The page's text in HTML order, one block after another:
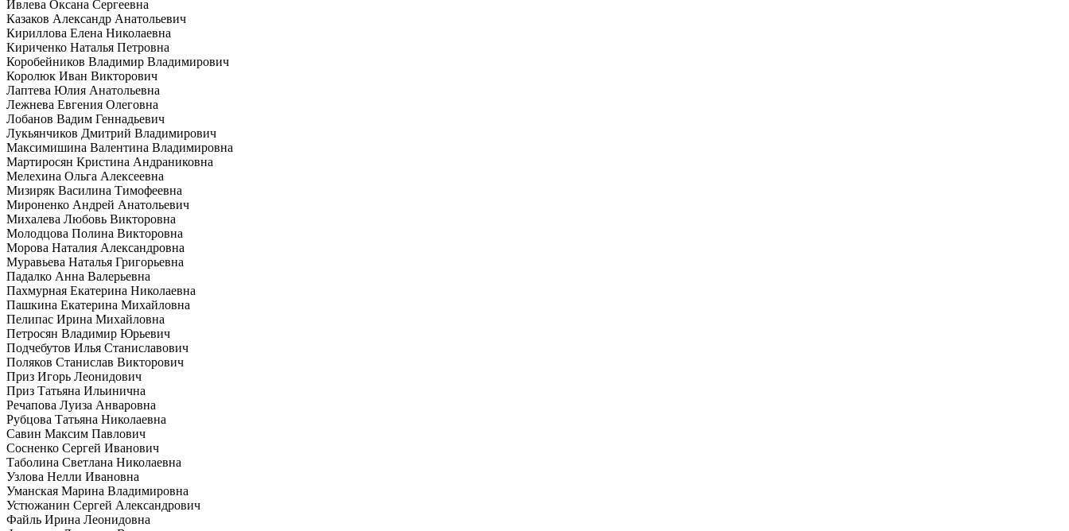
Ивлева Оксана Сергеевна
Казаков Александр Анатольевич
Кириллова Елена Николаевна
Кириченко Наталья Петровна
Коробейников Владимир Владимирович
Королюк Иван Викторович
Лаптева Юлия Анатольевна
Лежнева Евгения Олеговна
Лобанов Вадим Геннадьевич
Лукьянчиков Дмитрий Владимирович
Максимишина Валентина Владимировна
Мартиросян Кристина Андраниковна
Мелехина Ольга Алексеевна
Мизиряк Василина Тимофеевна
Мироненко Андрей Анатольевич
Михалева Любовь Викторовна
Молодцова Полина Викторовна
Морова Наталия Александровна
Муравьева Наталья Григорьевна
Падалко Анна Валерьевна
Пахмурная Екатерина Николаевна
Пашкина Екатерина Михайловна
Пелипас Ирина Михайловна
Петросян Владимир Юрьевич
Подчебутов Илья Станиславович
Поляков Станислав Викторович
Приз Игорь Леонидович
Приз Татьяна Ильинична
Речапова Луиза Анваровна
Рубцова Татьяна Николаевна
Савин Максим Павлович
Сосненко Сергей Иванович
Таболина Светлана Николаевна
Узлова Нелли Ивановна
Уманская Марина Владимировна
Устюжанин Сергей Александрович
Файль Ирина Леонидовна